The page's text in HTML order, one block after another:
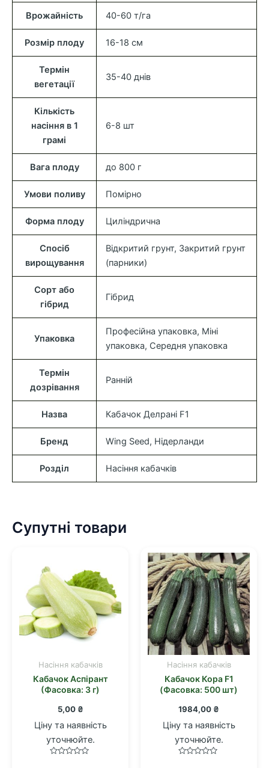
Врожайність 40-60 т/га
Розмір плоду 16-18 см
Термін
вегетації
35-40 днів
Кількість
насіння в 1
грамі
6-8 шт
Вага плоду до 800 г
Умови поливу Помірно
Форма плоду Циліндрична
Спосіб
вирощування
Відкритий грунт, Закритий грунт
(парники)
Сорт або
гібрид
Гібрид
Упаковка
Професійна упаковка, Міні
упаковка, Середня упаковка
Термін
дозрівання
Ранній
Назва Кабачок Делрані F1
Бренд Wing Seed, Нідерланди
Розділ Насіння кабачків
Супутні товари
Насіння кабачків
Кабачок Аспірант
(Фасовка: 3 г)
5,00 ₴
Ціну та наявність
уточнюйте.
Насіння кабачків
Кабачок Кора F1
(Фасовка: 500 шт)
1984,00 ₴
Ціну та наявність
уточнюйте.